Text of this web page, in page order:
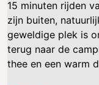
15 minuten rijden
zijn buiten,
geweldige plek is
terug naar de
thee en een warm